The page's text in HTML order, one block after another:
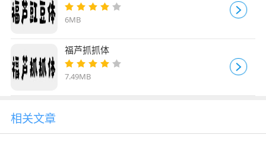
6MB
福芦抓抓体
7.49MB
相关文章